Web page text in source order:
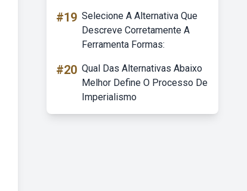
#19 Selecione A Alternativa Que
Descreve Corretamente A
Ferramenta Formas:
#20 Qual Das Alternativas Abaixo
Melhor Define O Processo De
Imperialismo